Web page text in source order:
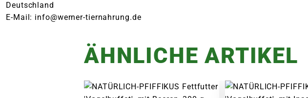
Deutschland
E-Mail: info@werner-tiernahrung.de
ÄHNLICHE ARTIKEL